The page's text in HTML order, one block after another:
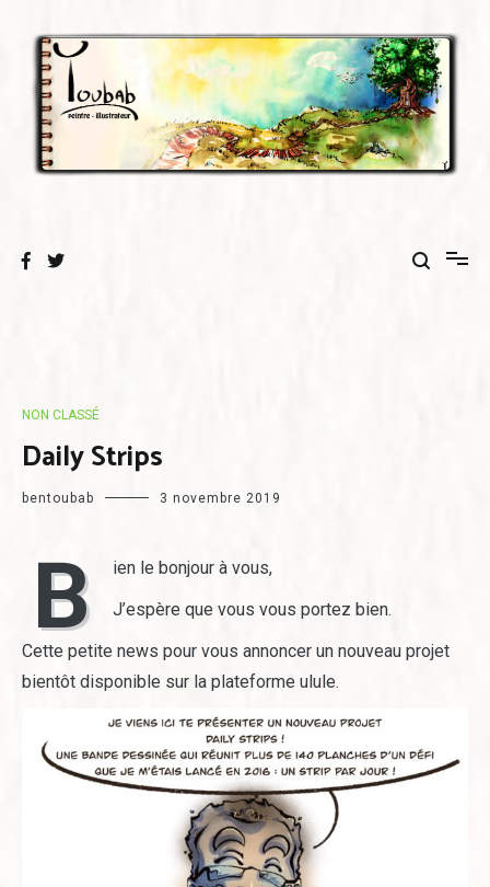
contenu
NON CLASSÉ
Daily Strips
bentoubab 3 novembre 2019
B
ien le bonjour à vous,
J’espère que vous vous portez bien.
Cette petite news pour vous annoncer un nouveau projet
bientôt disponible sur la plateforme ulule.